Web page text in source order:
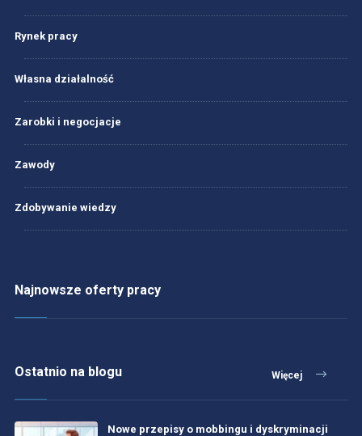
Rynek pracy
Własna działalność
Zarobki i negocjacje
Zawody
Zdobywanie wiedzy
Najnowsze oferty pracy
Ostatnio na blogu Więcej
Nowe przepisy o mobbingu i dyskryminacji